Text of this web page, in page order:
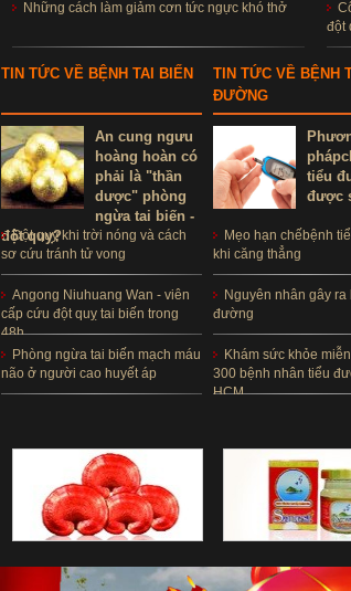
Những cách làm giảm cơn tức ngực khó thở
đột
TIN TỨC VỀ BỆNH TAI BIẾN
An cung ngưu
hoàng hoàn có
phải là "thần
dược" phòng
ngừa tai biến -
đột quỵ?
Đột quỵ khi trời nóng và cách
sơ cứu tránh tử vong
Angong Niuhuang Wan - viên
cấp cứu đột quỵ tai biến trong
48h
Phòng ngừa tai biến mạch máu
não ở người cao huyết áp
TIN TỨC VỀ BỆNH
ĐƯỜNG
tiểu
được
Mẹo hạn chếbệnh
khi căng thẳng
Nguyên nhân gây ra
đường
Khám sức khỏe
300 bệnh nhân tiểu
HCM